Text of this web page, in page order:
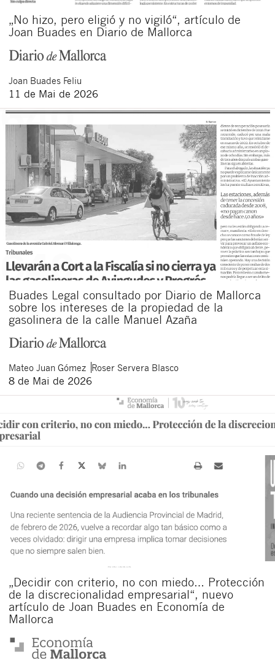
„No hizo, pero eligió y no vigiló“, artículo de
Joan Buades en Diario de Mallorca
Joan Buades Feliu
11 de Mai de 2026
Buades Legal consultado por Diario de Mallorca
sobre los intereses de la propiedad de la
gasolinera de la calle Manuel Azaña
Mateo Juan Gómez Roser Servera Blasco
8 de Mai de 2026
„Decidir con criterio, no con miedo… Protección
de la discrecionalidad empresarial“, nuevo
artículo de Joan Buades en Economía de
Mallorca